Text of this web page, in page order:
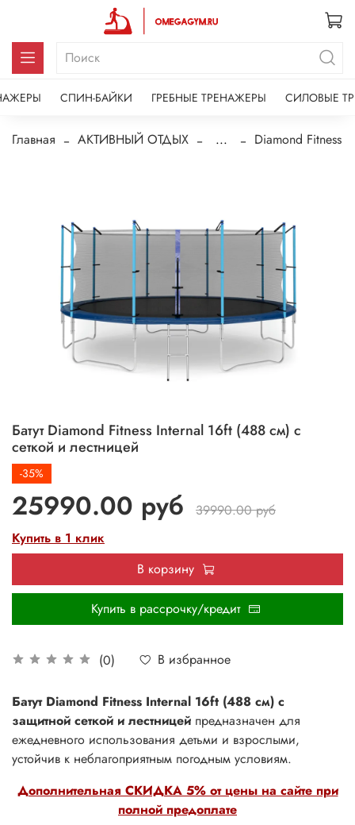
СПИН-БАЙКИ ГРЕБНЫЕ ТРЕНАЖЕРЫ СИЛОВЫЕ
Главная АКТИВНЫЙ ОТДЫХ ... Diamond Fitness
Батут Diamond Fitness Internal 16ft (488 см) с
сеткой и лестницей
(0) В избранное
-35%
25990.00 руб
39990.00 руб
Купить в 1 клик
В корзину
Купить в рассрочку/кредит
Дополнительная СКИДКА 5% от цены на сайте при
полной предоплате
Батут Diamond Fitness Internal 16ft (488 см) с
защитной сеткой и лестницей предназначен для
ежедневного использования детьми и взрослыми,
устойчив к неблагоприятным погодным условиям.